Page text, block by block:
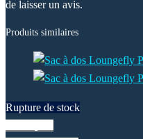
de laisser un avis.
Produits similaires
Rupture de stock